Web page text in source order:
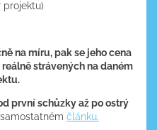
projektu)
na míru, pak se jeho cena
strávených na daném
první schůzky až po ostrý
článku.